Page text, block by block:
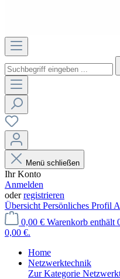
Menü schließen
Ihr Konto
Anmelden
oderregistrieren
Übersicht Persönliches Profil
0,00 € Warenkorb enthält
0,00 €.
Home
Netzwerktechnik
Zur Kategorie